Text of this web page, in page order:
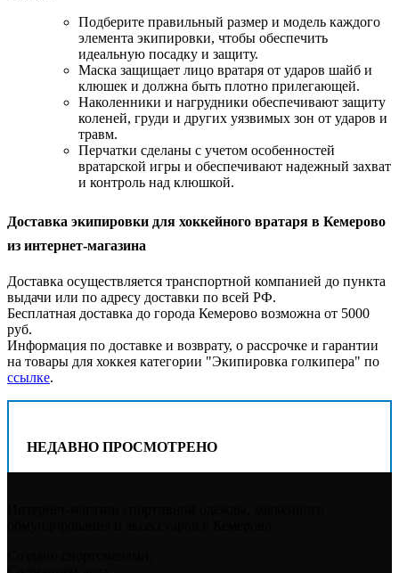
Подберите правильный размер и модель каждого
элемента экипировки, чтобы обеспечить
идеальную посадку и защиту.
Маска защищает лицо вратаря от ударов шайб и
клюшек и должна быть плотно прилегающей.
Наколенники и нагрудники обеспечивают защиту
коленей, груди и других уязвимых зон от ударов и
травм.
Перчатки сделаны с учетом особенностей
вратарской игры и обеспечивают надежный захват
и контроль над клюшкой.
Доставка экипировки для хоккейного вратаря в Кемерово
из интернет-магазина
Доставка осуществляется транспортной компанией до пункта
выдачи или по адресу доставки по всей РФ.
Бесплатная доставка до города Кемерово возможна от 5000
руб.
Информация по доставке и возврату, о рассрочке и гарантии
на товары для хоккея категории "Экипировка голкипера" по
ссылке.
НЕДАВНО ПРОСМОТРЕНО